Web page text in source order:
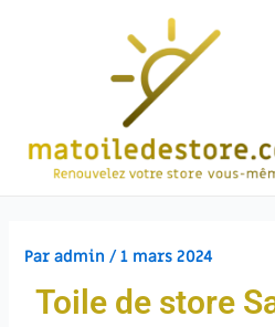
Paradmin/1 mars 2024
Toile de store